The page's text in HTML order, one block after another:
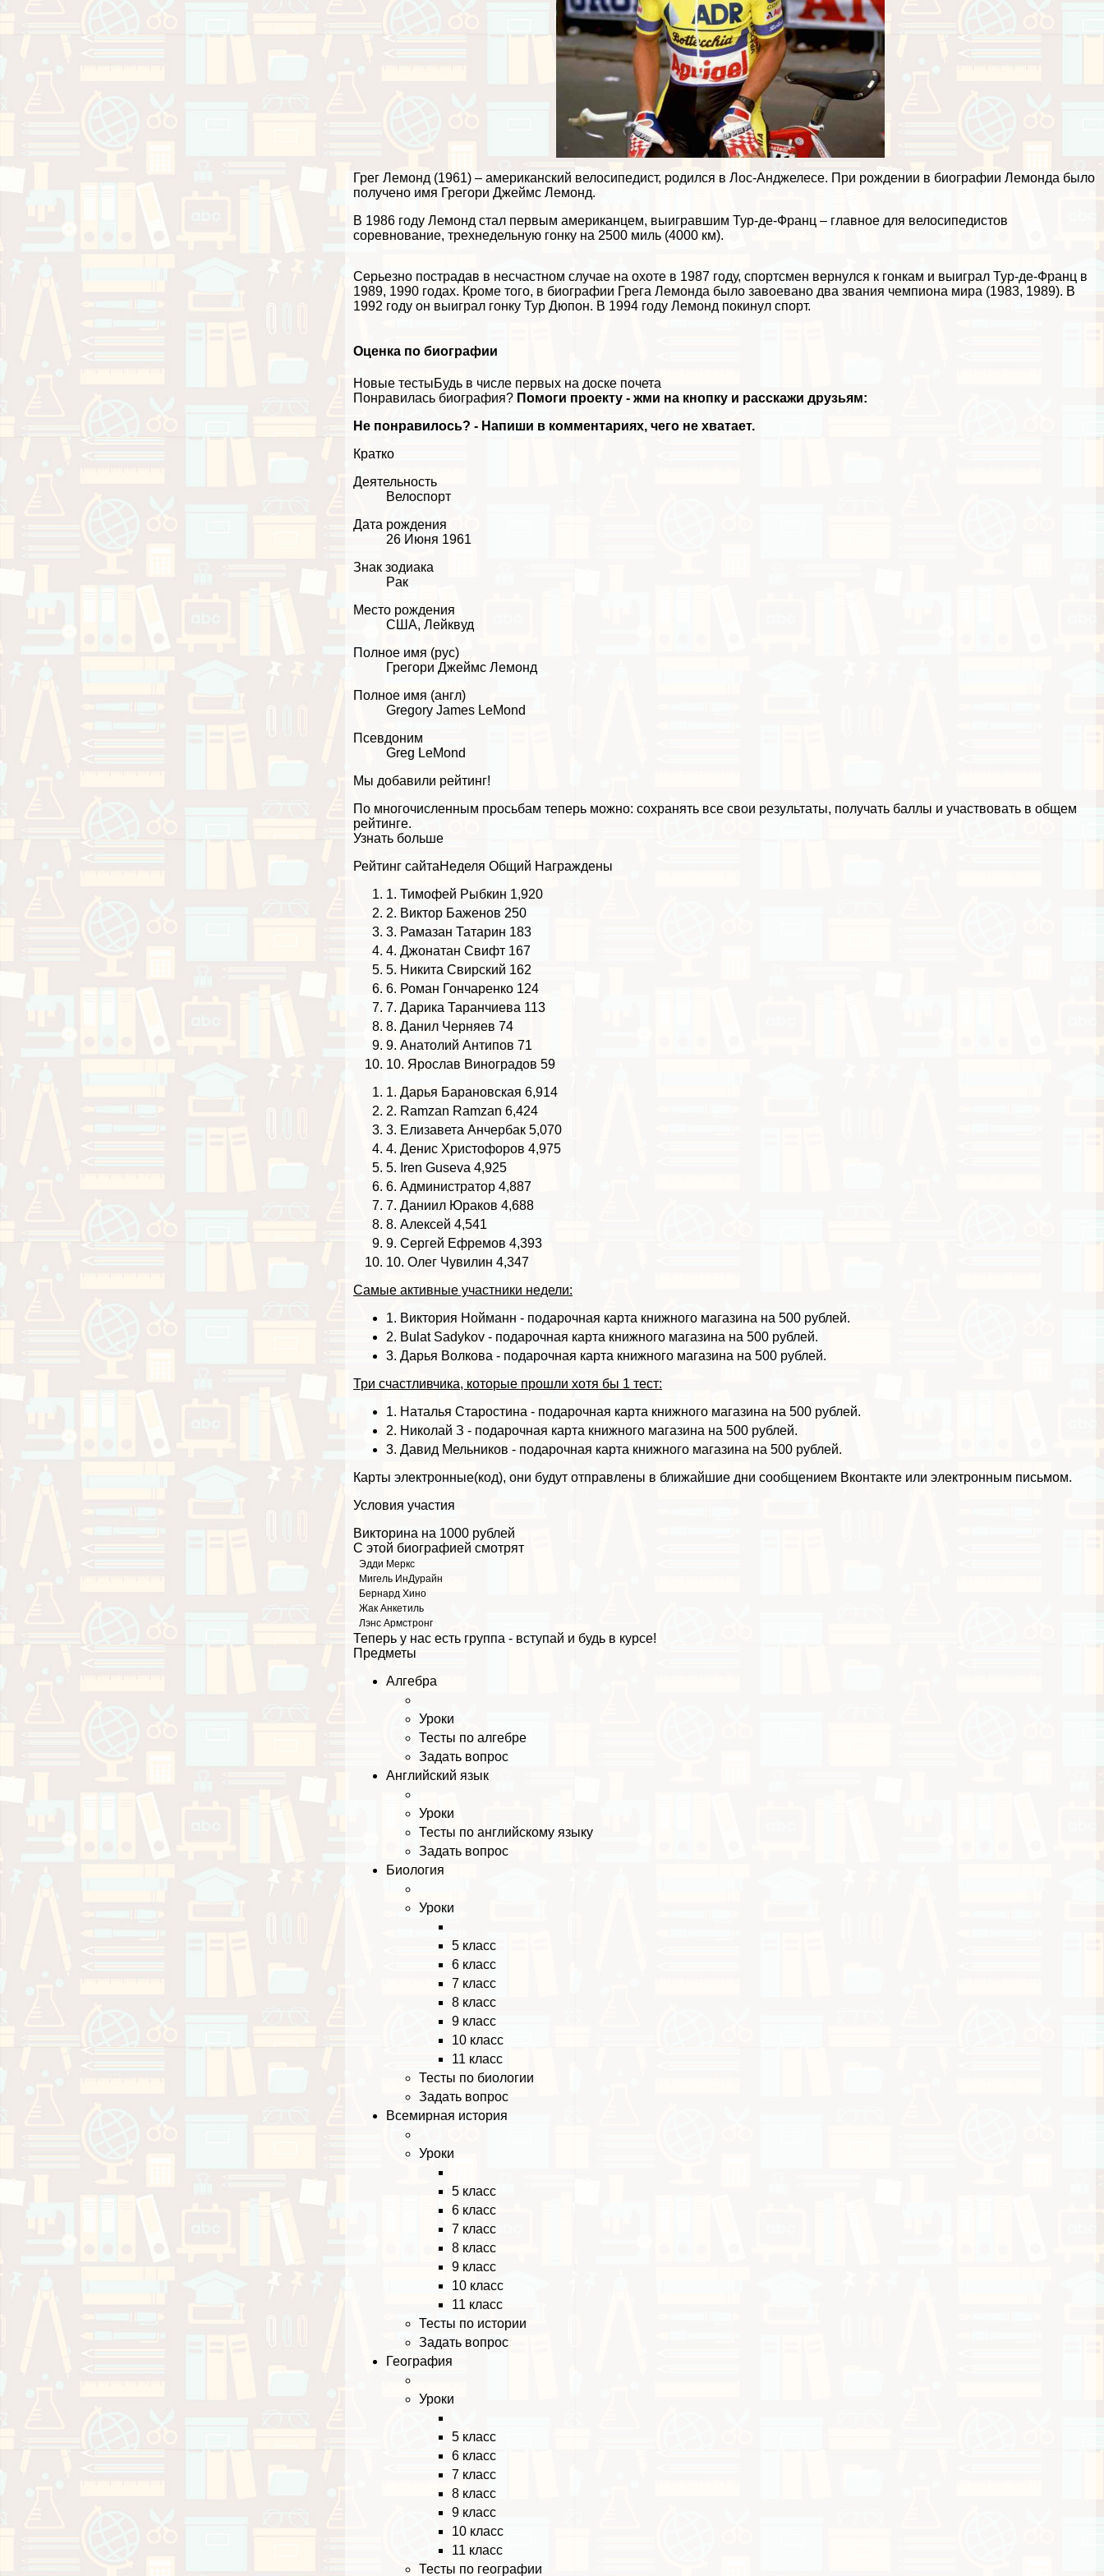
Грег Лемонд (1961) – американский велосипедист, родился в Лос-Анджелесе. При рождении в биографии Лемонда было
получено имя Грегори Джеймс Лемонд.
В 1986 году Лемонд стал первым американцем, выигравшим Тур-де-Франц – главное для велосипедистов
соревнование, трехнедельную гонку на 2500 миль (4000 км).
Серьезно пострадав в несчастном случае на охоте в 1987 году, спортсмен вернулся к гонкам и выиграл Тур-де-Франц в
1989, 1990 годах. Кроме того, в биографии Грега Лемонда было завоевано два звания чемпиона мира (1983, 1989). В
1992 году он выиграл гонку Тур Дюпон. В 1994 году Лемонд покинул спорт.
Оценка по биографии
Новые тестыБудь в числе первых на доске почета
Понравилась биография? Помоги проекту - жми на кнопку и расскажи друзьям:
Не понравилось? - Напиши в комментариях, чего не хватает.
Кратко
Деятельность
Велоспорт
Дата рождения
26 Июня 1961
Знак зодиака
Paк
Место рождения
США, Лейквуд
Полное имя (рус)
Грегори Джеймс Лемонд
Полное имя (англ)
Gregory James LeMond
Псевдоним
Greg LeMond
Мы добавили рейтинг!
По многочисленным просьбам теперь можно: сохранять все свои результаты, получать баллы и участвовать в общем
рейтинге.
Узнать больше
Рейтинг сайтаНеделя Общий Награждены
1. Тимофей Рыбкин 1,920
2. Виктор Баженов 250
3. Рамазан Татарин 183
4. Джонатан Свифт 167
5. Никита Свирский 162
6. Роман Гончаренко 124
7. Дарика Таранчиева 113
8. Данил Черняев 74
9. Анатолий Антипов 71
10. Ярослав Виноградов 59
1. Дарья Бapaновская 6,914
2. Ramzan Ramzan 6,424
3. Елизавета Анчербак 5,070
4. Денис Христофоров 4,975
5. Iren Guseva 4,925
6. Администратор 4,887
7. Даниил Юpaков 4,688
8. Алексей 4,541
9. Сергeй Ефремов 4,393
10. Олег Чувилин 4,347
Самые активные участники недели:
1. Виктория Нойманн - подарочная карта книжного магазина на 500 рублей.
2. Bulat Sadykov - подарочная карта книжного магазина на 500 рублей.
3.Дарья Волкова - подарочная карта книжного магазина на 500 рублей.
Три счастливчика, которые прошли хотя бы 1 тест:
1. Наталья Старостина - подарочная карта книжного магазина на 500 рублей.
2. Николай З - подарочная карта книжного магазина на 500 рублей.
3.Давид Мельников - подарочная карта книжного магазина на 500 рублей.
Карты электронные(код), они будут отправлены в ближайшие дни сообщением Вконтакте или электронным письмом.
Условия участия
Викторина на 1000 рублей
С этой биографией смотрят
Эдди Меркс
Мигель ИнДypaйн
Бернард Хино
Жак Анкетиль
Лэнс Армстронг
Теперь у нас есть группа - вступай и будь в курсе!
Предметы
Алгебра
Уроки
Тесты по алгебре
Задать вопрос
Английский язык
Уроки
Тесты по английскому языку
Задать вопрос
Биология
Уроки
5 класс
6 класс
7 класс
8 класс
9 класс
10 класс
11 класс
Тесты по биологии
Задать вопрос
Всемирная история
Уроки
5 класс
6 класс
7 класс
8 класс
9 класс
10 класс
11 класс
Тесты по истории
Задать вопрос
География
Уроки
5 класс
6 класс
7 класс
8 класс
9 класс
10 класс
11 класс
Тесты по географии